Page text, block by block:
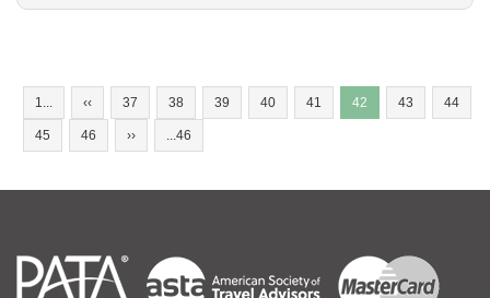
1... ‹‹ 37 38 39 40 41 42 43 44
45 46 ›› ...46